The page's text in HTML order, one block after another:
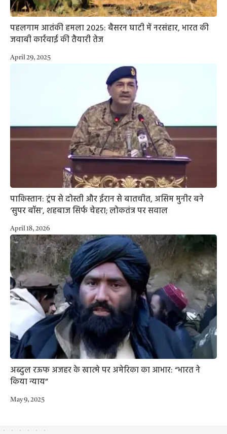
पहलगाम आतंकी हमला 2025: बैसरन घाटी में नरसंहार, भारत की
जवाबी कार्रवाई की तैयारी तेज
April 29, 2025
पाकिस्तान: ट्रंप से दोस्ती और ईरान से बातचीत, असिम मुनीर बने
‘सुपर बॉस’, शहबाज सिर्फ चेहरा; लोकतंत्र पर सवाल
April 18, 2026
अब्दुल रऊफ अजहर के खात्मे पर अमेरिका का आभार: “भारत ने
किया न्याय”
May 9, 2025